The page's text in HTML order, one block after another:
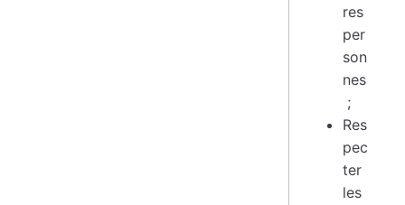
res
per
son
nes
;
Res
pec
ter
les